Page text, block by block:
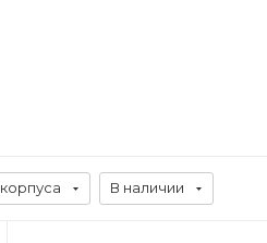
В наличии